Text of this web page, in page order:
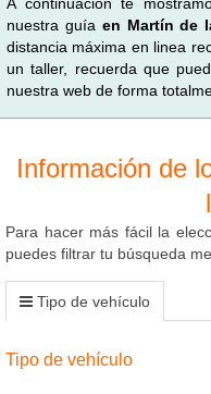
nuestra guía en Martín de
distancia máxima en linea
un taller, recuerda que
nuestra web de forma
Información de
Para hacer más fácil la
puedes filtrar tu búsqueda
Tipo de vehículo
Tipo de vehículo